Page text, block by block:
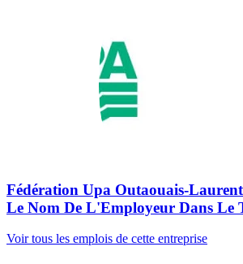
Fédération Upa Outaouais-
Le Nom De L'Employeur Dans Le
Voir tous les emplois de cette entreprise